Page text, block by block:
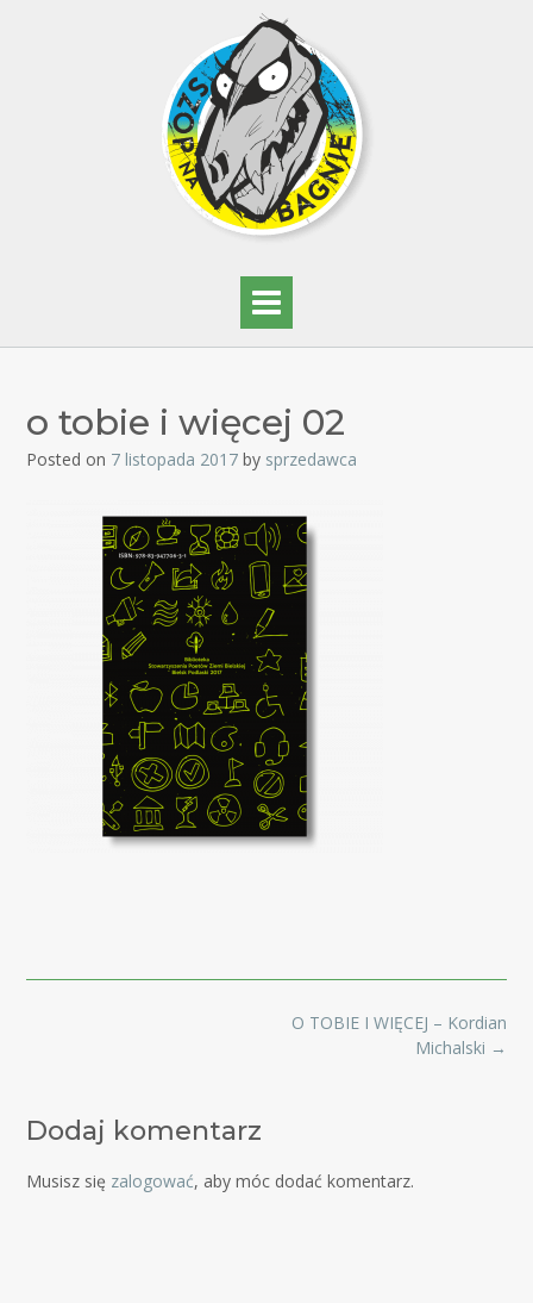
o tobie i więcej 02
Posted on 7 listopada 2017 by sprzedawca
O TOBIE I WIĘCEJ – Kordian
Michalski →
Dodaj komentarz
Musisz się zalogować, aby móc dodać komentarz.